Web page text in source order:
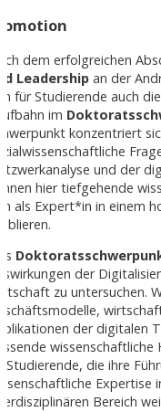
dem erfolgreichen
Leadership an der
für Studierende auch
im
konzentriert
und der
hier tiefgehende
als Expert*in in einem
der
zu untersuchen.
der digitalen
Studierende, die ihre
Expertise
Bereich